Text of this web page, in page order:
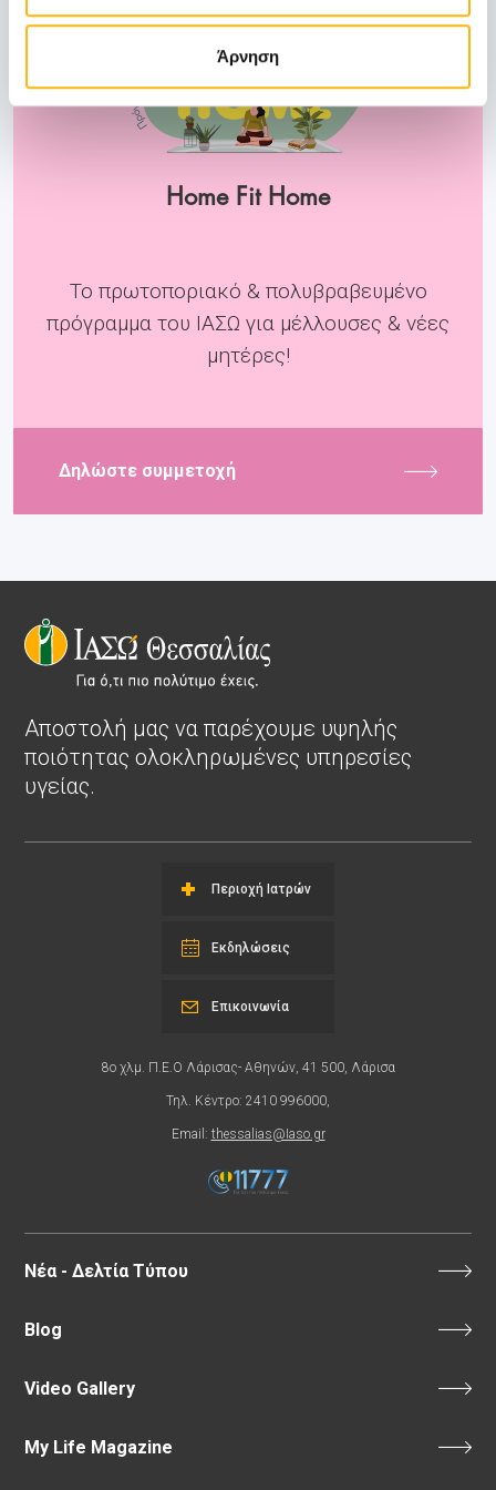
Άρνηση
Home Fit Home
Το πρωτοποριακό & πολυβραβευμένο
πρόγραμμα του ΙΑΣΩ για μέλλουσες & νέες
μητέρες!
Δηλώστε συμμετοχή
Αποστολή μας να παρέχουμε υψηλής
ποιότητας ολοκληρωμένες υπηρεσίες
υγείας.
Περιοχή Ιατρών
Εκδηλώσεις
8ο χλμ. Π.Ε.Ο Λάρισας- Αθηνών, 41 500, Λάρισα
Τηλ. Κέντρο: 2410 996000,
Email: thessalias@Iaso.gr
Επικοινωνία
Νέα - Δελτία Τύπου
Blog
Video Gallery
My Life Magazine